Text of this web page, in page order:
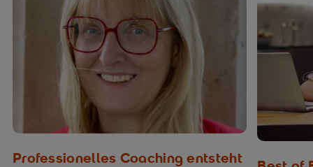
Professionelles Coaching entsteht